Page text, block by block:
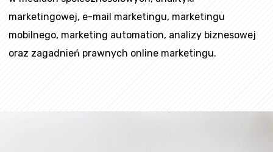
marketingowej, e-mail marketingu, marketingu
mobilnego, marketing automation, analizy biznesowej
oraz zagadnień prawnych online marketingu.